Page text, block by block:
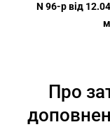
N 96-р від
Про